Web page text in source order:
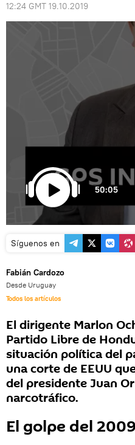
12:24 GMT 19.10.2019
50:05
Síguenos en
Fabián Cardozo
Desde Uruguay
Todos los artículos
El dirigente Marlon
Partido Libre de
situación política del
una corte de EEUU
del presidente Juan
narcotráfico.
El golpe del